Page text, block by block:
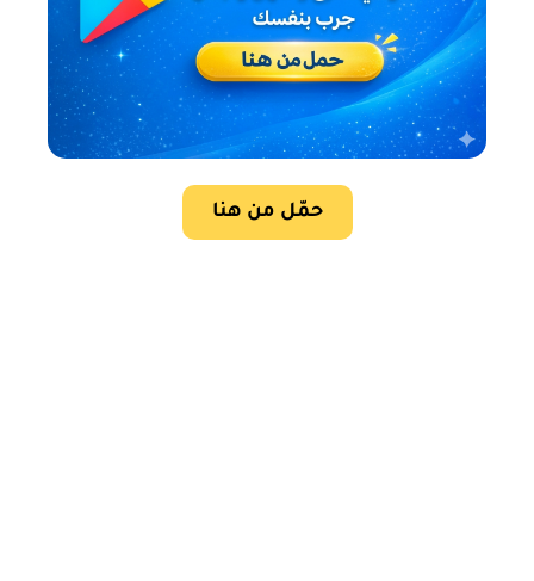
حمّل من هنا